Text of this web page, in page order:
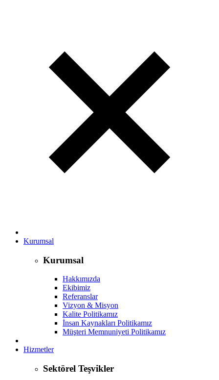
Kurumsal
Kurumsal
Hakkımızda
Ekibimiz
Referanslar
Vizyon & Misyon
Kalite Politikamız
İnsan Kaynakları Politikamız
Müşteri Memnuniyeti Politikamız
Hizmetler
Sektörel Teşvikler